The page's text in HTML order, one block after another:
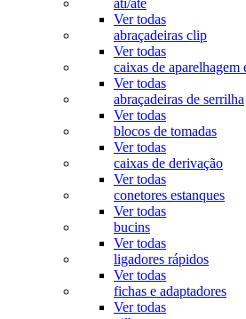
ati/ate
Ver todas
abraçadeiras clip
Ver todas
caixas de aparelhagem
Ver todas
abraçadeiras de serrilha
Ver todas
blocos de tomadas
Ver todas
caixas de derivação
Ver todas
conetores estanques
Ver todas
bucins
Ver todas
ligadores rápidos
Ver todas
fichas e adaptadores
Ver todas